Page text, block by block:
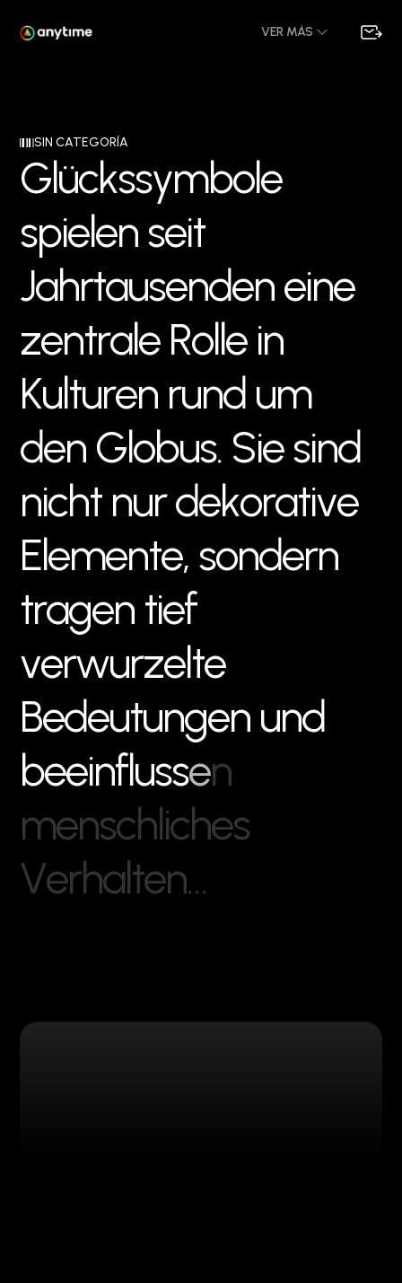
VER MÁS
SIN CATEGORÍA
Glückssymbole
spielenseit
Jahrtausendeneine
zentrale Rolle in
Kulturen rund um
den Globus. Siesind
nicht nurdekorative
Elemente, sondern
tragen tief
verwurzelte
Bedeutungen und
beeinflussen
menschliches
Verhalten…